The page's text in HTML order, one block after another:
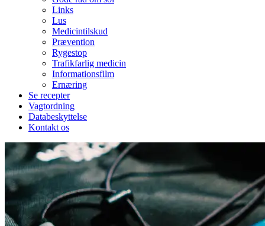
Links
Lus
Medicintilskud
Prævention
Rygestop
Trafikfarlig medicin
Informationsfilm
Ernæring
Se recepter
Vagtordning
Databeskyttelse
Kontakt os